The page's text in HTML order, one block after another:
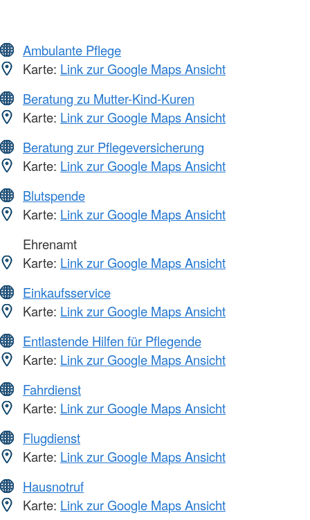
Ambulante Pflege
Karte: Link zur Google Maps Ansicht
Beratung zu Mutter-Kind-Kuren
Karte: Link zur Google Maps Ansicht
Beratung zur Pflegeversicherung
Karte: Link zur Google Maps Ansicht
Blutspende
Karte: Link zur Google Maps Ansicht
Ehrenamt
Karte: Link zur Google Maps Ansicht
Einkaufsservice
Karte: Link zur Google Maps Ansicht
Entlastende Hilfen für Pflegende
Karte: Link zur Google Maps Ansicht
Fahrdienst
Karte: Link zur Google Maps Ansicht
Flugdienst
Karte: Link zur Google Maps Ansicht
Hausnotruf
Karte: Link zur Google Maps Ansicht